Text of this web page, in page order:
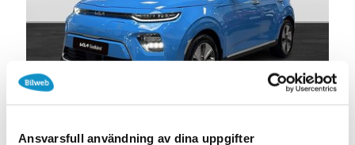
Ansvarsfull användning av dina uppgifter
Kia e-Soul 64 kWh Advance Long Godkänd